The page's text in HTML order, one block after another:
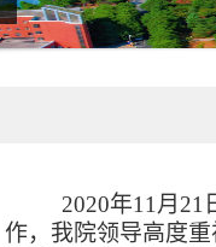
2020年11 月 21
作，我院领导高度